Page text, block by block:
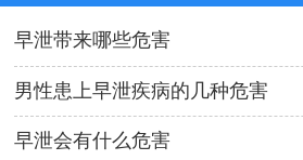
早泄带来哪些危害
男性患上早泄疾病的几种危害
早泄会有什么危害